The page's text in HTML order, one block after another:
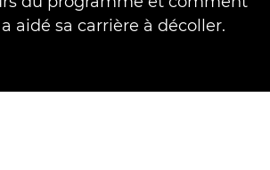
aidé sa carrière à décoller.